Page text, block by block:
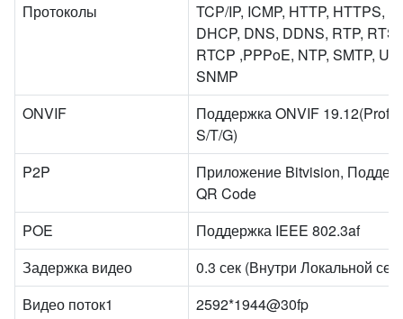
Протоколы
TCP/IP, ICMP, HTTP, HTTPS,
DHCP, DNS, DDNS, RTP,
RTCP ,PPPoE, NTP, SMTP,
SNMP
ONVIF
Поддержка ONVIF
S/T/G)
P2P
Приложение Bitvision,
QR Code
POE
Поддержка IEEE 802.3af
Задержка видео
0.3 сек (Внутри Локальной
Видео поток1
2592*1944@30fp